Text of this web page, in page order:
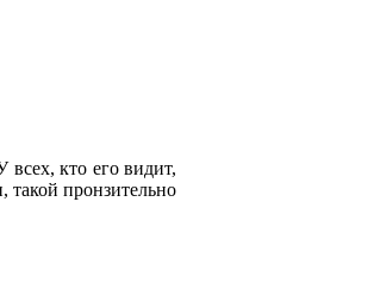
кто его видит,
такой пронзительно